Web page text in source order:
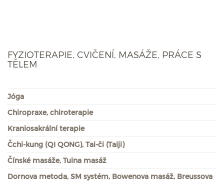
FYZIOTERAPIE, CVIČENÍ, MASÁŽE, PRÁCE S
TĚLEM
Jóga
Chiropraxe, chiroterapie
Kraniosakrální terapie
Čchi-kung (QI QONG), Tai-či (Taiji)
Čínské masáže, Tuina masáž
Dornova metoda, SM systém, Bowenova masáž, Breussova